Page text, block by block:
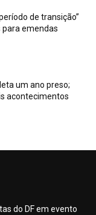
de transição”
para emendas
um ano preso;
acontecimentos
do DF em evento